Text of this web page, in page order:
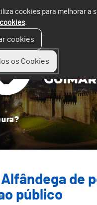
cookies para melhorar a
.
cookies
os Cookies
de
público